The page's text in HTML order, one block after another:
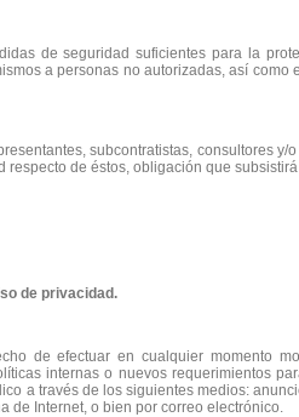
de seguridad suficientes para la
a personas no autorizadas, así
subcontratistas, consultores
respecto de éstos, obligación que
de privacidad.
de efectuar en cualquier momento
internas o nuevos requerimientos
a través de los siguientes medios:
de Internet, o bien por correo electrónico.